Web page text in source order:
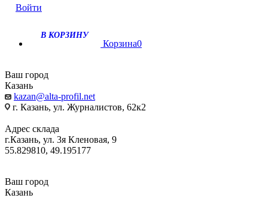
Войти
В КОРЗИНУ
Корзина0
Ваш город
Казань
kazan@alta-profil.net
г. Казань, ул. Журналистов, 62к2
Адрес склада
г.Казань, ул. 3я Кленовая, 9
55.829810, 49.195177
Ваш город
Казань